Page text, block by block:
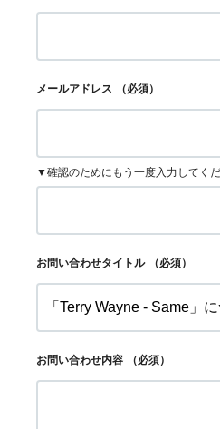
メールアドレス （必須）
▼確認のためにもう一度入力してくだ
お問い合わせタイトル （必須）
お問い合わせ内容 （必須）